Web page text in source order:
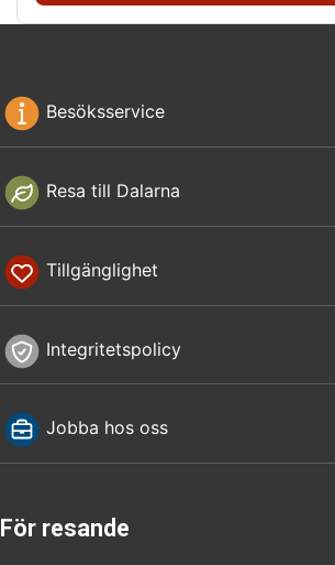
Besöksservice
Resa till Dalarna
Tillgänglighet
Integritetspolicy
Jobba hos oss
För resande